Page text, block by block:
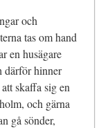
och
tas om hand
en husägare
därför hinner
skaffa sig en
och gärna
gå sönder,